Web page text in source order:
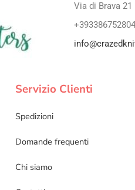
Via di Brava
+393386752804
Servizio Clienti
Spedizioni
Domande frequenti
Chi siamo